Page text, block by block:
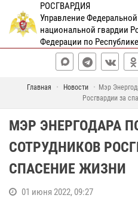
РОСГВАРДИЯ
Управление
национальной гвардии
Федерации по
Главная Новости
Мэр
Росгвардии за
МЭР ЭНЕРГОДАРА
СОТРУДНИКОВ
СПАСЕНИЕ ЖИЗНИ
01 июня 2022, 09:27